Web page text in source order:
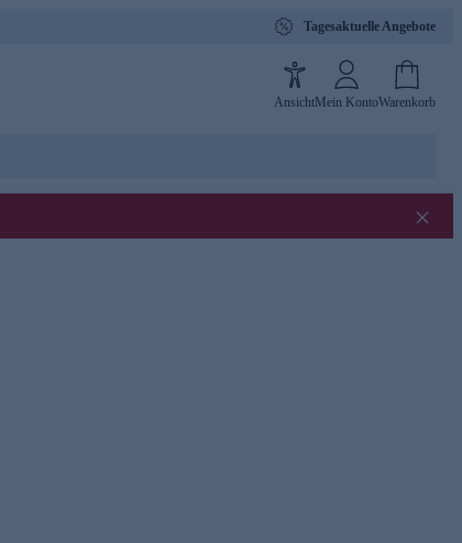
Tagesaktuelle Angebote
AnsichtMein KontoWarenkorb